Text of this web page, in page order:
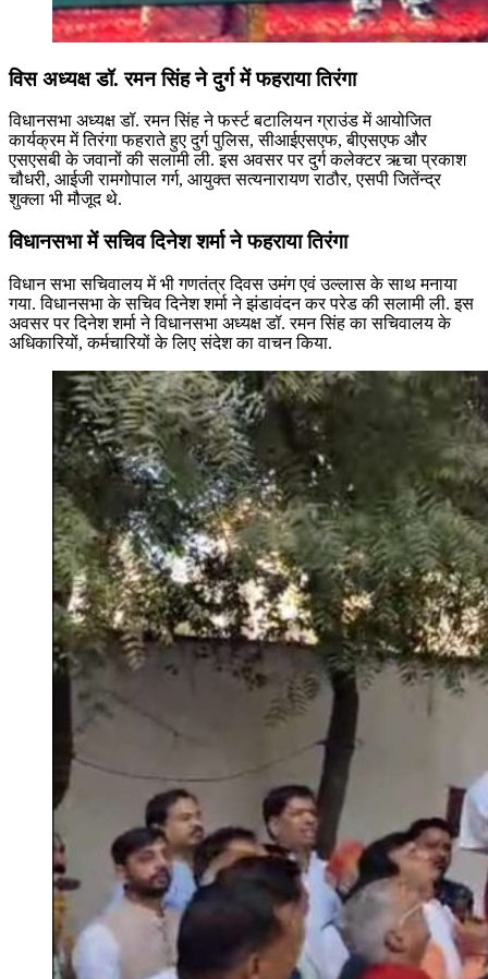
विस अध्यक्ष डॉ. रमन सिंह ने दुर्ग में फहराया तिरंगा
विधानसभा अध्यक्ष डॉ. रमन सिंह ने फर्स्ट बटालियन ग्राउंड में आयोजित
कार्यक्रम में तिरंगा फहराते हुए दुर्ग पुलिस, सीआईएसएफ, बीएसएफ और
एसएसबी के जवानों की सलामी ली. इस अवसर पर दुर्ग कलेक्टर ऋचा प्रकाश
चौधरी, आईजी रामगोपाल गर्ग, आयुक्त सत्यनारायण राठौर, एसपी जितेंन्द्र
शुक्ला भी मौजूद थे.
विधानसभा में सचिव दिनेश शर्मा ने फहराया तिरंगा
विधान सभा सचिवालय में भी गणतंत्र दिवस उमंग एवं उल्लास के साथ मनाया
गया. विधानसभा के सचिव दिनेश शर्मा ने झंडावंदन कर परेड की सलामी ली. इस
अवसर पर दिनेश शर्मा ने विधानसभा अध्यक्ष डॉ. रमन सिंह का सचिवालय के
अधिकारियों, कर्मचारियों के लिए संदेश का वाचन किया.